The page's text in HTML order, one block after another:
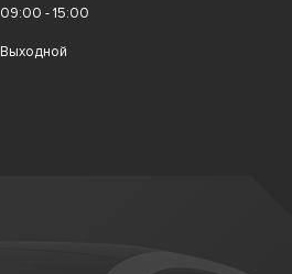
09:00 - 15:00
Выходной